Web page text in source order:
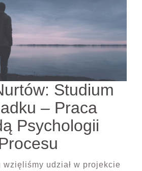
Studium
– Praca
Psychologii
wzięliśmy udział w projekcie